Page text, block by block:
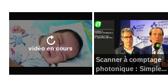
vidéo en cours
Scanner à comptage
photonique : Simple...